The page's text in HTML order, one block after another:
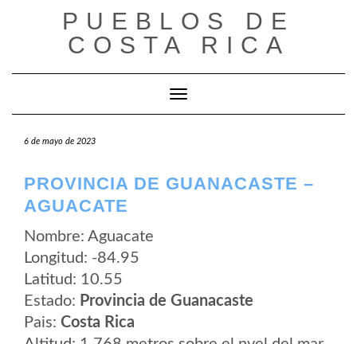
PUEBLOS DE
COSTA RICA
Cambiar modo de navegación
6 de mayo de 2023
PROVINCIA DE GUANACASTE –
AGUACATE
Nombre: Aguacate
Longitud: -84.95
Latitud: 10.55
Estado: Provincia de Guanacaste
Pais: Costa Rica